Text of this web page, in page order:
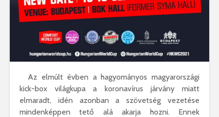
Az elmúlt évben a hagyományos magyarországi
kick-box világkupa a koronavírus járvány miatt
elmaradt, idén azonban a szövetség vezetése
mindenképpen tető alá akarja hozni. Ennek